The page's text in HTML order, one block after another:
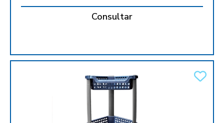
Consultar